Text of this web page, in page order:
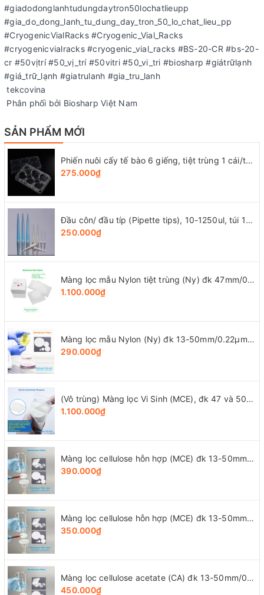
#giadodonglanhtudungdaytron50lochatlieupp
#gia_do_dong_lanh_tu_dung_day_tron_50_lo_chat_lieu_pp
#CryogenicVialRacks #Cryogenic_Vial_Racks
#cryogenicvialracks #cryogenic_vial_racks #BS-20-CR #bs-20-
cr #50vịtrí #50_vị_trí #50vitri #50_vi_tri #biosharp #giátrữlạnh
#giá_trữ_lạnh #giatrulanh #gia_tru_lanh
tekcovina
Phân phối bởi Biosharp Việt Nam
SẢN PHẨM MỚI
Phiến nuôi cấy tế bào 6 giếng, tiệt trùng 1 cái/túi (Cell Culture Plates), mã 07-6006, Biologix-USA
275.000₫
Đầu côn/ đầu típ (Pipette tips), 10-1250ul, túi 1000 cái, hãng LabSelect
250.000₫
Màng lọc mẫu Nylon tiệt trùng (Ny) đk 47mm/0.22µm-0.45µm, 4x25 chiếc/hộp, hãng Biosharp
1.100.000₫
Màng lọc mẫu Nylon (Ny) đk 13-50mm/0.22µm-0.45µm, 4x25 chiếc/hộp, hãng Biosharp
290.000₫
(Vô trùng) Màng lọc Vi Sinh (MCE), đk 47 và 50mm/0.8μm-0.22µm-0.45μm, 100 chiếc/hộp, Biosharp
1.100.000₫
Màng lọc cellulose hỗn hợp (MCE) đk 13-50mm/0.45µm, 4x25 chiếc/hộp, hãng Biosharp
390.000₫
Màng lọc cellulose hỗn hợp (MCE) đk 13-50mm/0.22µm, 4x25 chiếc/hộp, hãng Biosharp
350.000₫
Màng lọc cellulose acetate (CA) đk 13-50mm/0.45µm, 4x25 chiếc/hộp, hãng Biosharp
450.000₫